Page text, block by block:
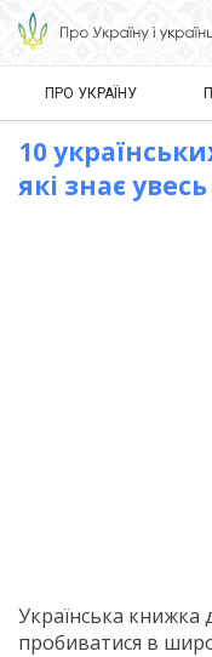
ПРО УКРАЇНУ
10
які знає увесь
Українська книжка
пробиватися в